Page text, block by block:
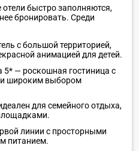
быстро заполняются,
бронировать. Среди
с большой территорией,
анимацией для детей.
5* — роскошная гостиница с
и широким выбором
для семейного отдыха,
линии с просторными
питанием.